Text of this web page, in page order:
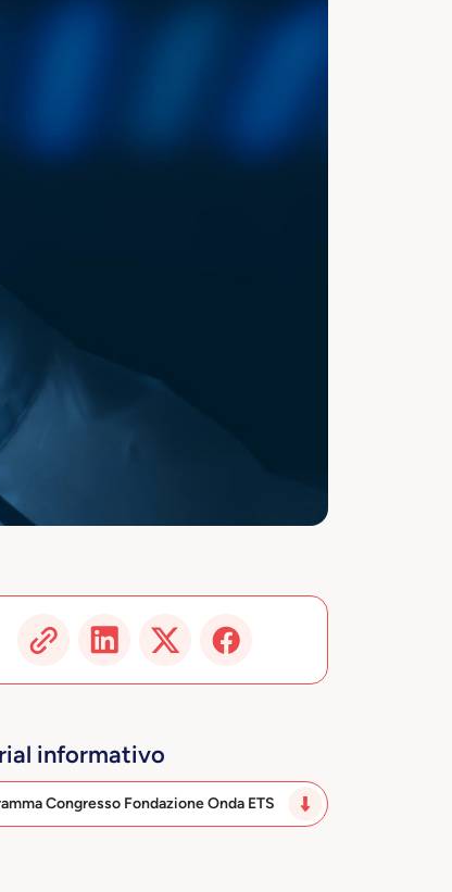
informativo
Congresso Fondazione Onda ETS